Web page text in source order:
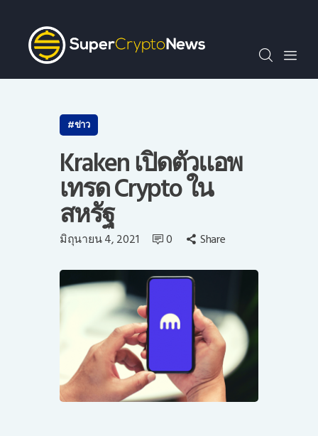
SCN30index
ข่าว
ถาม-ตอบ
ความรู้เบื้องต้น
ข่าวประชาสัมพันธ์
ไทย
ข่าว
Kraken เปิดตัวแอพ
เทรด Crypto ใน
สหรัฐ
มิถุนายน 4, 2021 0 Share